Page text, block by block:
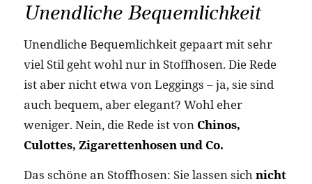
Unendliche Bequemlichkeit
Unendliche Bequemlichkeit gepaart mit sehr
viel Stil geht wohl nur in Stoffhosen. Die Rede
ist aber nicht etwa von Leggings – ja, sie sind
auch bequem, aber elegant? Wohl eher
weniger. Nein, die Rede ist von Chinos,
Culottes, Zigarettenhosen und Co.
Das schöne an Stoffhosen: Sie lassen sichnicht